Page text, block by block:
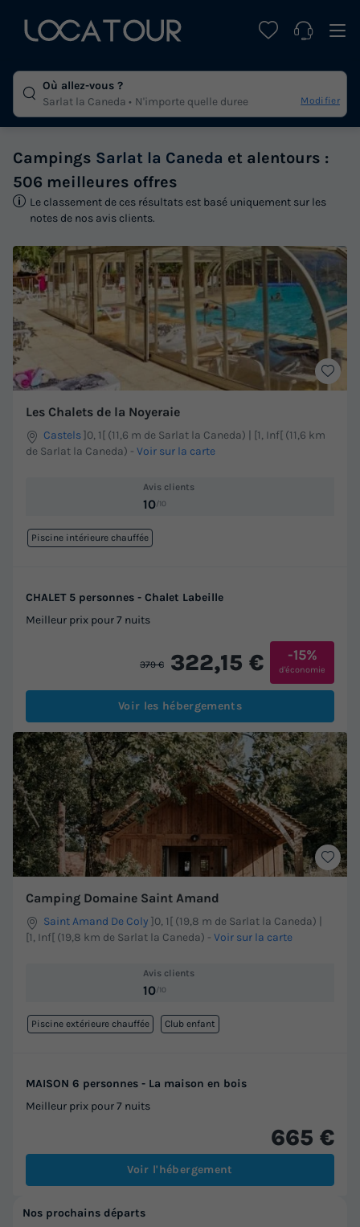
Où allez-vous ?
Sarlat la Caneda
N'importe quelle duree Modifier
Campings Sarlat la Caneda et alentours :
506 meilleures offres
Le classement de ces résultats est basé uniquement sur les
notes de nos avis clients.
Les Chalets de la Noyeraie
Castels]0, 1[ (11,6 m de Sarlat la Caneda) | [1, Inf[ (11,6 km
de Sarlat la Caneda) - Voir sur la carte
Avis clients
10/10
Piscine intérieure chauffée
CHALET 5 personnes - Chalet Labeille
Meilleur prix pour 7 nuits
379 € 322,15 € -15%
d'économie
Voir les hébergements
Camping Domaine Saint Amand
Saint Amand De Coly ]0, 1[ (19,8 m de Sarlat la Caneda) |
[1, Inf[ (19,8 km de Sarlat la Caneda) - Voir sur la carte
Avis clients
10/10
Piscine extérieure chauffée Club enfant
MAISON 6 personnes - La maison en bois
Meilleur prix pour 7 nuits
665 €
Voir l'hébergement
Nos prochains départs